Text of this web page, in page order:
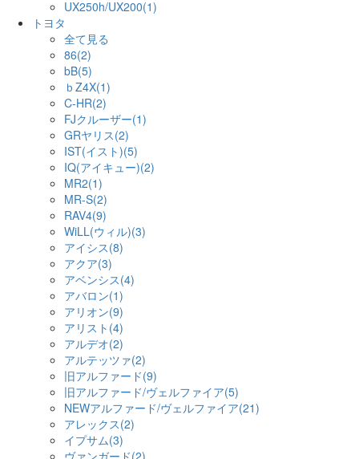
UX250h/UX200(1)
トヨタ
全て見る
86(2)
bB(5)
ｂZ4X(1)
C-HR(2)
FJクルーザー(1)
GRヤリス(2)
IST(イスト)(5)
IQ(アイキュー)(2)
MR2(1)
MR-S(2)
RAV4(9)
WiLL(ウィル)(3)
アイシス(8)
アクア(3)
アベンシス(4)
アバロン(1)
アリオン(9)
アリスト(4)
アルデオ(2)
アルテッツァ(2)
旧アルファード(9)
旧アルファード/ヴェルファイア(5)
NEWアルファード/ヴェルファイア(21)
アレックス(2)
イプサム(3)